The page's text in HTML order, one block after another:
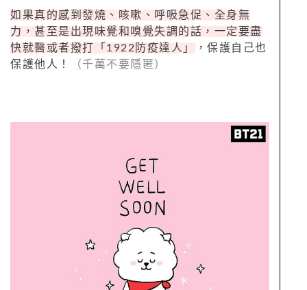
如果真的感到發燒、咳嗽、呼吸急促、全身無
力，甚至是出現味覺和嗅覺失調的話，一定要盡
快就醫或者撥打「1922防疫達人」
，保護自己也
保護他人！
（千萬不要隱匿）